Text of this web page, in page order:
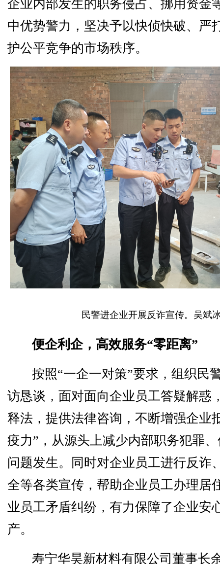
企业内部发生的职务侵占、挪用资金
中优势警力，坚决予以快侦快破、严
护公平竞争的市场秩序。
民警进企业开展反诈宣传。吴斌
便企利企，高效服务“零距离”
按照“一企一对策”要求，组织民
访恳谈，面对面向企业员工答疑解惑
释法，提供法律咨询，不断增强企业
疫力”，从源头上减少内部职务犯罪
问题发生。同时对企业员工进行反诈
全等各类宣传，帮助企业员工办理居
业员工矛盾纠纷，有力保障了企业安
产。
寿宁华昊新材料有限公司董事长